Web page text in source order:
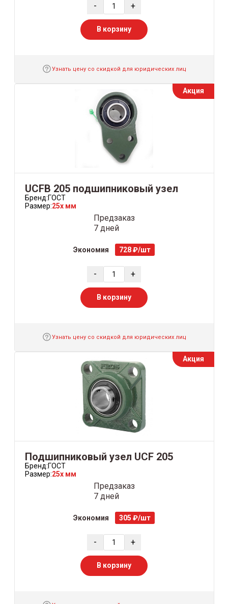
- +
В корзину
Узнать цену со скидкой для юридических лиц
Акция
UCFB 205 подшипниковый узел
Бренд:ГОСТ
Размер:25x мм
Предзаказ
7 дней
Экономия 728 ₽/шт
- +
В корзину
Узнать цену со скидкой для юридических лиц
Акция
Подшипниковый узел UCF 205
Бренд:ГОСТ
Размер:25x мм
Предзаказ
7 дней
Экономия 305 ₽/шт
- +
В корзину